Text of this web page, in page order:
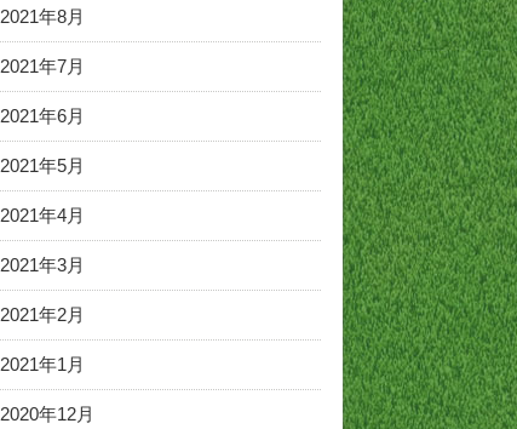
2021年8月
2021年7月
2021年6月
2021年5月
2021年4月
2021年3月
2021年2月
2021年1月
2020年12月